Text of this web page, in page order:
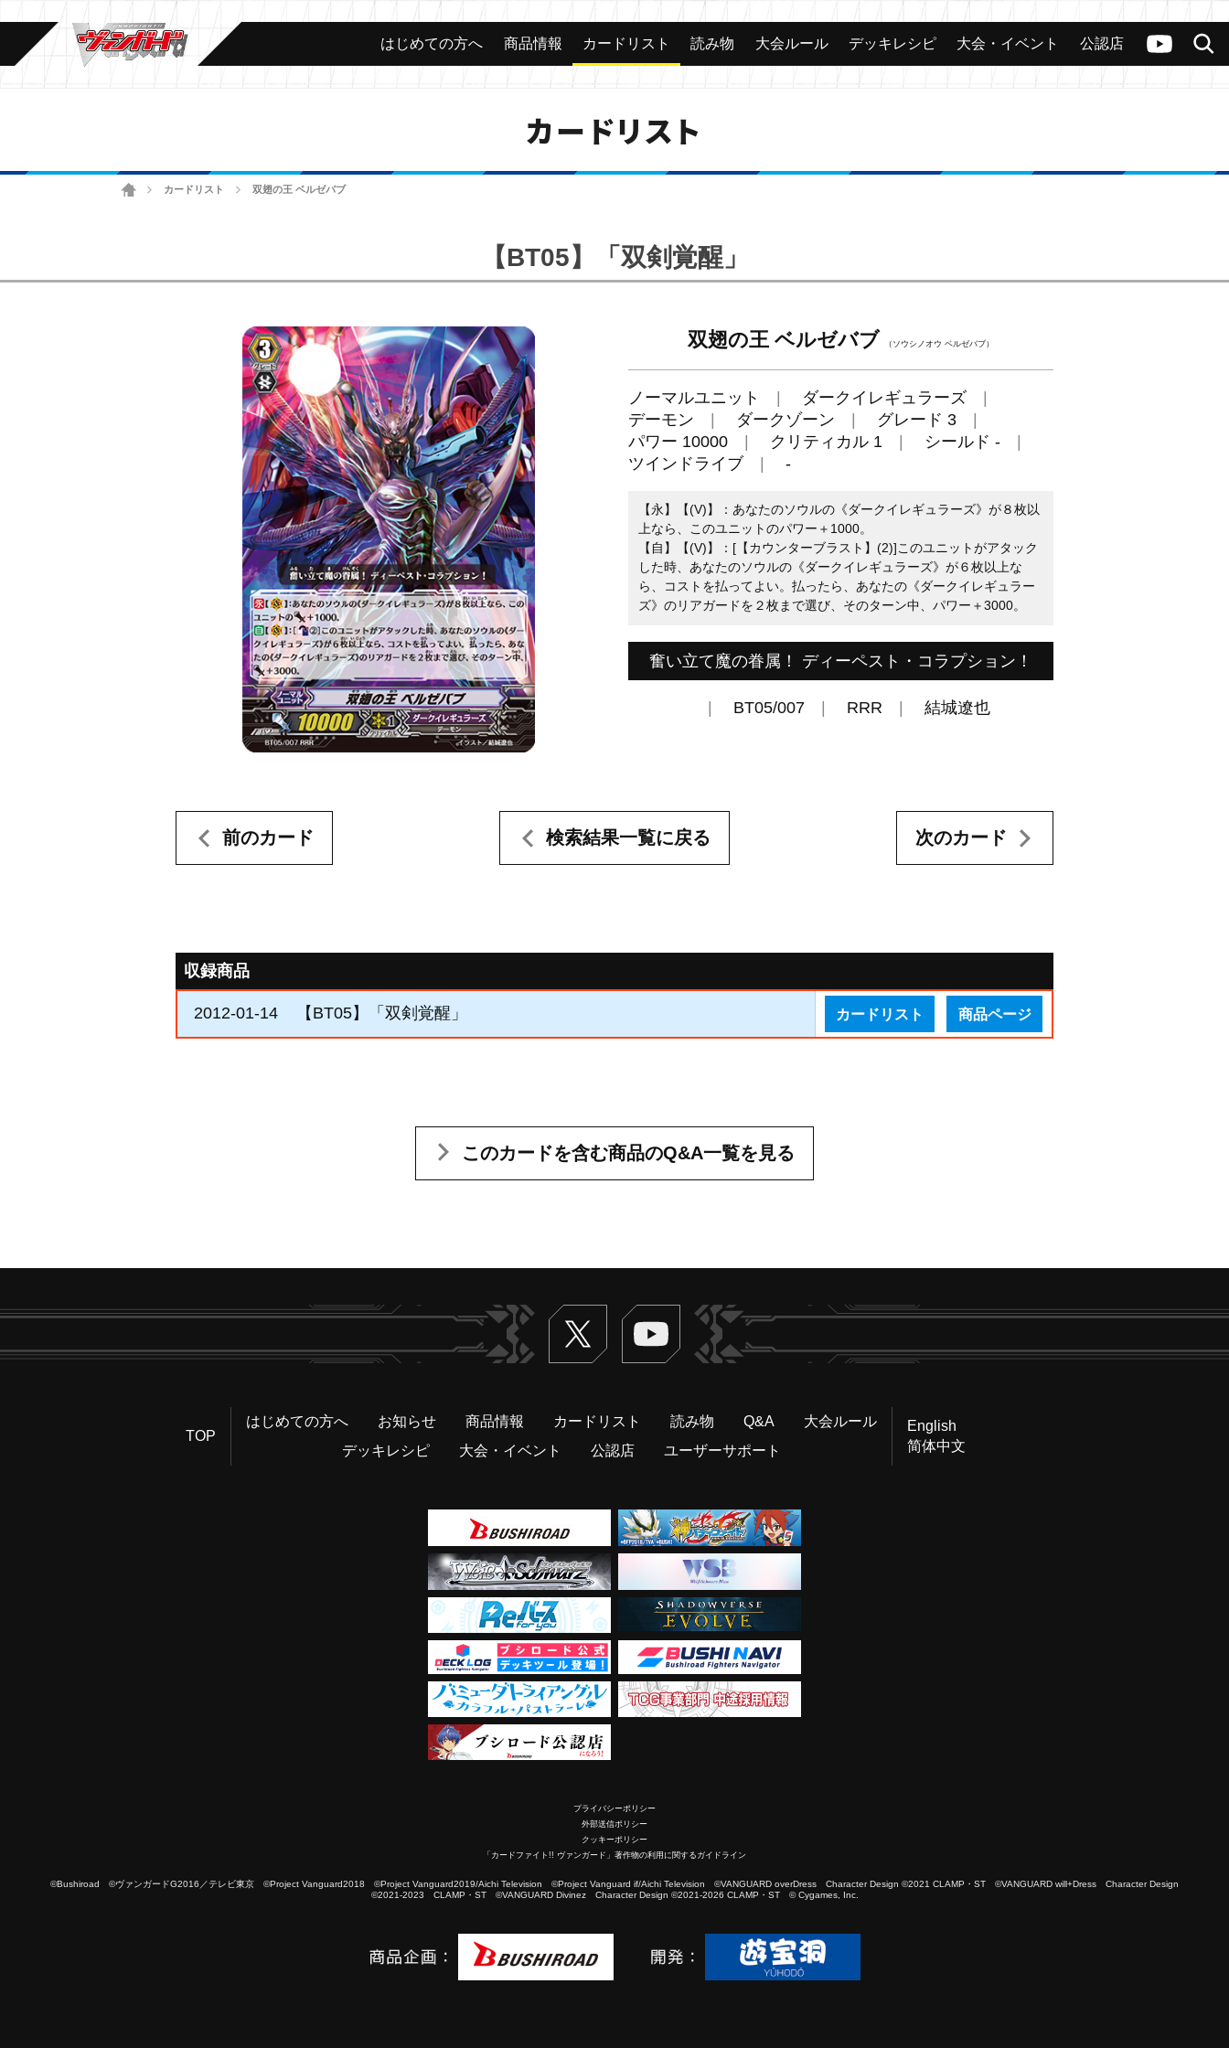
ヴァンガードch
検索
カード 大会 公認店舗 その他
はじめての方へ 商品情報 カードリスト 読み物 大会ルール デッキレシピ 大会・イベント 公認店
カードリスト
ホームカードリスト 双翅の王 ベルゼバブ
【BT05】「双剣覚醒」
双翅の王 ベルゼバブ （ソウシノオウ ベルゼバブ）
ノーマルユニット
ダークイレギュラーズ
デーモン
ダークゾーン
グレード 3
パワー 10000
クリティカル 1
シールド -
ツインドライブ
-
【永】【(V)】：あなたのソウルの《ダークイレギュラーズ》が８枚以
上なら、このユニットのパワー＋1000。
【自】【(V)】：[【カウンターブラスト】(2)]このユニットがアタック
した時、あなたのソウルの《ダークイレギュラーズ》が６枚以上な
ら、コストを払ってよい。払ったら、あなたの《ダークイレギュラー
ズ》のリアガードを２枚まで選び、そのターン中、パワー＋3000。
奮い立て魔の眷属！ ディーペスト・コラプション！
BT05/007 RRR 結城遼也
前のカード 検索結果一覧に戻る 次のカード
収録商品
2012-01-14 【BT05】「双剣覚醒」 カードリスト 商品ページ
このカードを含む商品のQ&A一覧を見る
Twitter ヴァンガードch
TOP
はじめての方へ お知らせ 商品情報 カードリスト 読み物 Q&A
大会ルール
デッキレシピ
大会・イベント 公認店 ユーザーサポート
English
简体中文
プライバシーポリシー
外部送信ポリシー
クッキーポリシー
「カードファイト!! ヴァンガード」著作物の利用に関するガイドライン
©Bushiroad ©ヴァンガードG2016／テレビ東京 ©Project Vanguard2018 ©Project Vanguard2019/Aichi Television ©Project Vanguard if/Aichi Television ©VANGUARD overDress Character Design ©2021 CLAMP・ST ©VANGUARD will+Dress Character Design
©2021-2023 CLAMP・ST ©VANGUARD Divinez Character Design ©2021-2026 CLAMP・ST © Cygames, Inc.